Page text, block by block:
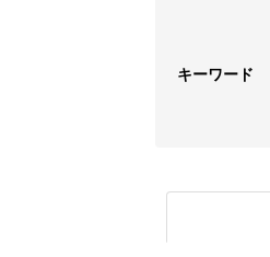
キーワード